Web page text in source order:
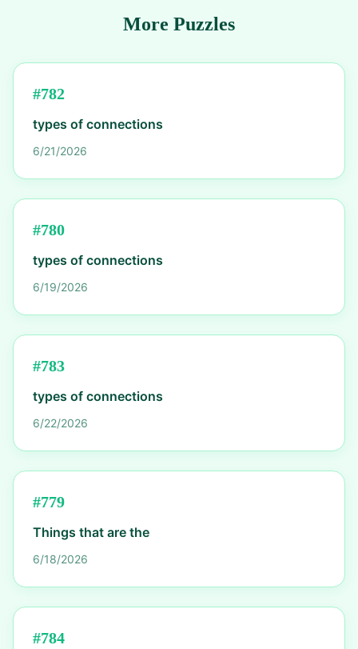
More Puzzles
#782
types of connections
6/21/2026
#780
types of connections
6/19/2026
#783
types of connections
6/22/2026
#779
Things that are the
6/18/2026
#784